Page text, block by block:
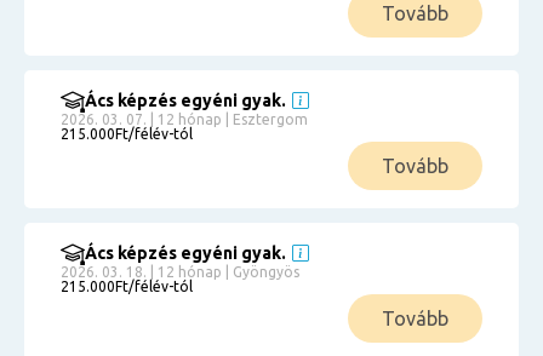
Tovább
Ács képzés egyéni gyak.
2026. 03. 07. | 12 hónap | Esztergom
215.000Ft/félév-tól
Tovább
Ács képzés egyéni gyak.
2026. 03. 18. | 12 hónap | Gyöngyös
215.000Ft/félév-tól
Tovább